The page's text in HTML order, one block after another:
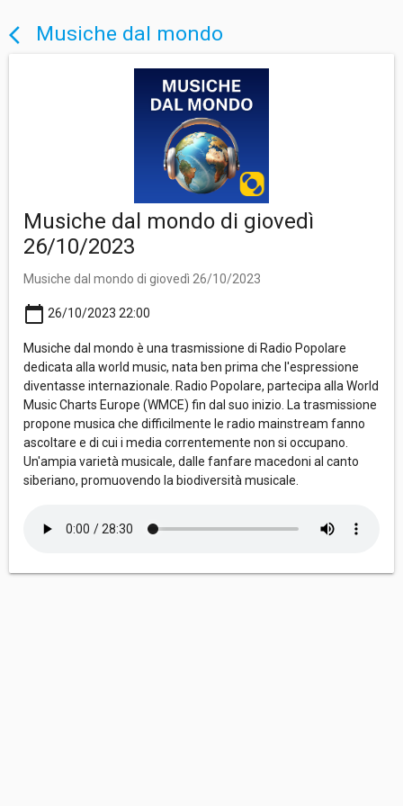
arrow_back_ios Musiche dal mondo
Musiche dal mondo di giovedì
26/10/2023
Musiche dal mondo di giovedì 26/10/2023
calendar_today 26/10/2023 22:00
Musiche dal mondo è una trasmissione di Radio Popolare
dedicata alla world music, nata ben prima che l'espressione
diventasse internazionale. Radio Popolare, partecipa alla World
Music Charts Europe (WMCE) fin dal suo inizio. La trasmissione
propone musica che difficilmente le radio mainstream fanno
ascoltare e di cui i media correntemente non si occupano.
Un'ampia varietà musicale, dalle fanfare macedoni al canto
siberiano, promuovendo la biodiversità musicale.